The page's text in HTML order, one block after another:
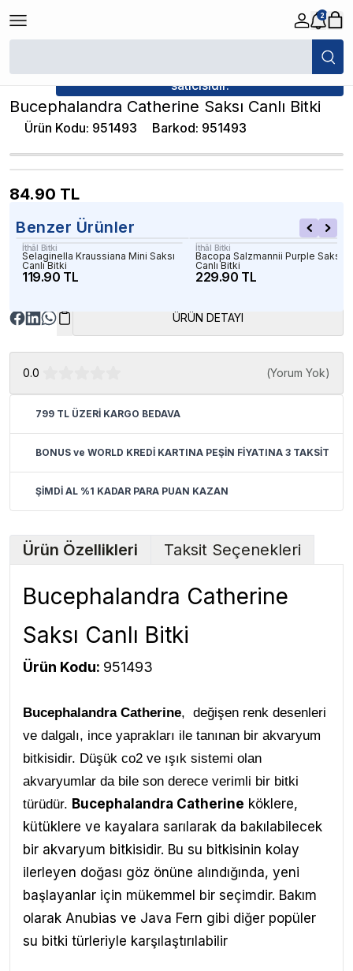
2
/
satıcısıdır.
Bucephalandra Catherine Saksı Canlı Bitki
Ürün Kodu: 951493 Barkod: 951493
84.90 TL
Benzer Ürünler
İthâl Bitki
Selaginella Kraussiana Mini Saksı
Canlı Bitki
119.90 TL
İthâl Bitki
Bacopa Salzmannii Purple Saksı
Canlı Bitki
229.90 TL
ÜRÜN DETAYI
0.0 (Yorum Yok)
799 TL ÜZERİ KARGO BEDAVA
BONUS ve WORLD KREDİ KARTINA PEŞİN FİYATINA 3 TAKSİT
ŞİMDİ AL %1 KADAR PARA PUAN KAZAN
Ürün Özellikleri Taksit Seçenekleri
Bucephalandra Catherine
Saksı Canlı Bitki
Ürün Kodu: 951493
Bucephalandra Catherine, değişen renk desenleri
ve dalgalı, ince yaprakları ile tanınan bir akvaryum
bitkisidir. Düşük co2 ve ışık sistemi olan
akvaryumlar da bile son derece verimli bir bitki
türüdür. Bucephalandra Catherine köklere,
kütüklere ve kayalara sarılarak da bakılabilecek
bir akvaryum bitkisidir. Bu su bitkisinin kolay
ilerleyen doğası göz önüne alındığında, yeni
başlayanlar için mükemmel bir seçimdir. Bakım
olarak Anubias ve Java Fern gibi diğer popüler
su bitki türleriyle karşılaştırılabilir